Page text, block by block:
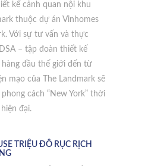
kế cảnh quan nội khu
thuộc dự án Vinhomes
Với sự tư vấn và thực
– tập đoàn thiết kế
hàng đầu thế giới đến từ
mạo của The Landmark sẽ
cách “New York” thời
đại.
TRIỆU ĐÔ RỤC RỊCH